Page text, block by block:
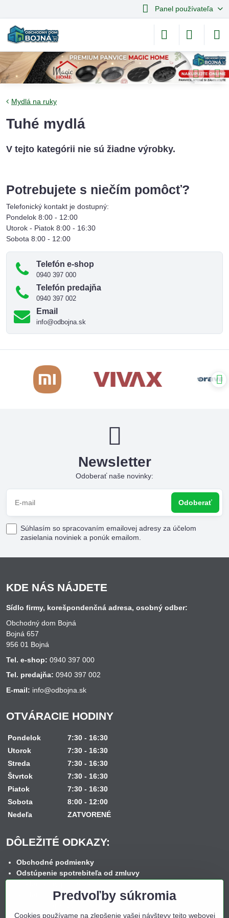
Panel používateľa
Mydlá na ruky
Tuhé mydlá
Potrebujete s niečím pomôcť?
Telefonický kontakt je dostupný:
Pondelok 8:00 - 12:00
Utorok - Piatok 8:00 - 16:30
Sobota 8:00 - 12:00
Telefón e-shop
0940 397 000
Telefón predajňa
0940 397 002
Email
info@odbojna.sk
Newsletter
Odoberať naše novinky:
Odoberať
Súhlasím so spracovaním emailovej adresy za účelom
zasielania noviniek a ponúk emailom.
KDE NÁS NÁJDETE
Sídlo firmy, korešpondenčná adresa, osobný odber:
Obchodný dom Bojná
Bojná 657
956 01 Bojná
Tel. e-shop: 0940 397 000
Tel. predajňa: 0940 397 002
E-mail: info@odbojna.sk
OTVÁRACIE HODINY
Pondelok
7:30 - 16:30
Utorok
7:30 - 16:30
Streda
7:30 - 16:30
Štvrtok
7:30 - 16:30
Piatok
7:30 - 16:30
Sobota
8:00 - 12:00
Nedeľa
ZATVORENÉ
DÔLEŽITÉ ODKAZY:
Obchodné podmienky
Odstúpenie spotrebiteľa od zmluvy
Reklamačný formulár
Spôsob platby
Predvoľby súkromia
Cookies používame na zlepšenie vašej návštevy tejto webovej